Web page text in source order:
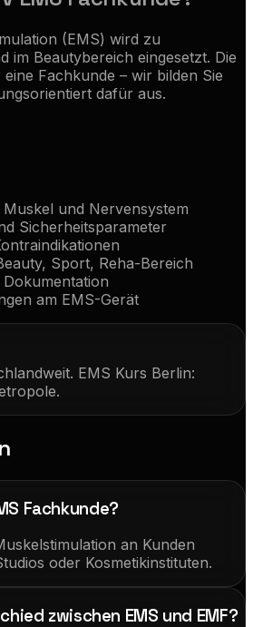
(EMS) wird zu
im Beautybereich eingesetzt. Die
Fachkunde – wir bilden Sie
dafür aus.
und Nervensystem
Sicherheitsparameter
Sport, Reha-Bereich
am EMS-Gerät
EMS Kurs Berlin:
Fachkunde?
an Kunden
oder Kosmetikinstituten.
zwischen EMS und EMF?